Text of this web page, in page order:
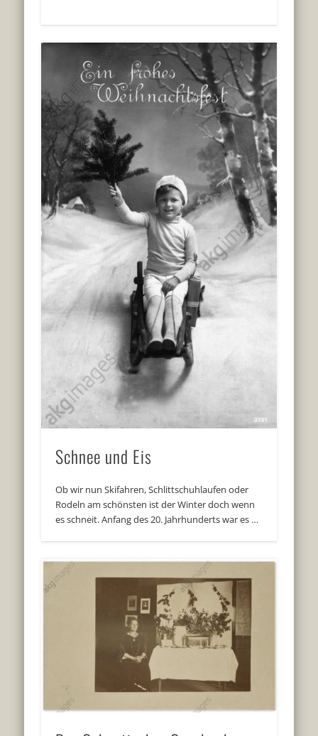
Schnee und Eis
Ob wir nun Skifahren, Schlittschuhlaufen oder
Rodeln am schönsten ist der Winter doch wenn
es schneit. Anfang des 20. Jahrhunderts war es …